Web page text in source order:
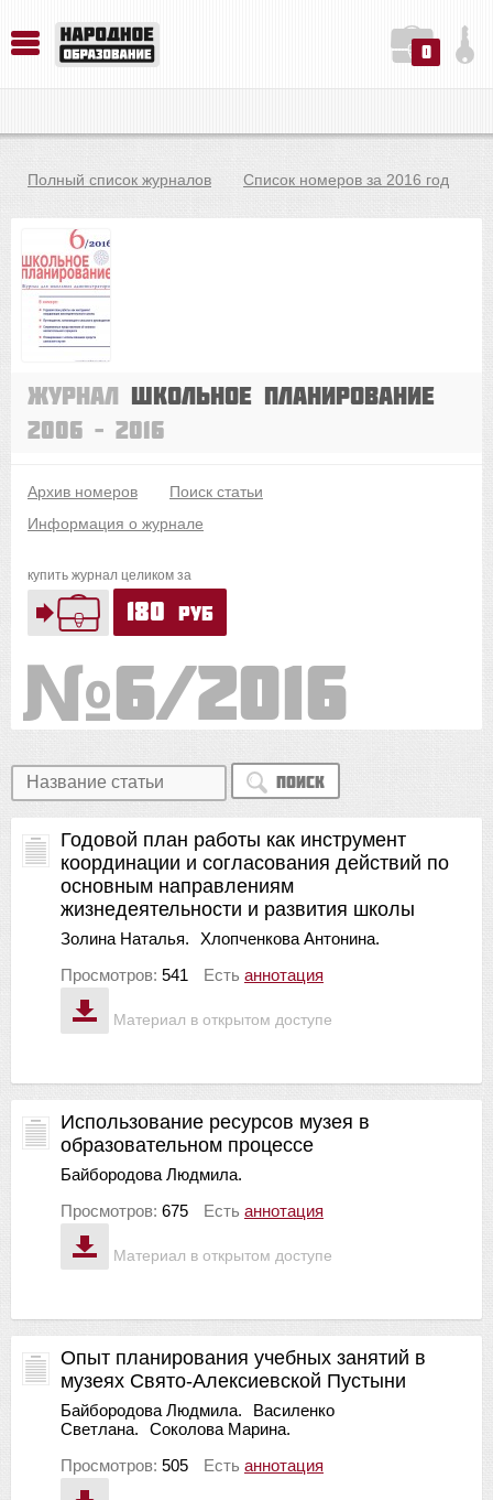
0
Полный список журналов Список номеров за 2016 год
Журнал Школьное планирование
2006 – 2016
Архив номеров
Поиск статьи
Информация о журнале
купить журнал целиком за
180 руб
6/2016
Поиск
Материал в открытом доступе
Годовой план работы как инструмент
координации и согласования действий по
основным направлениям
жизнедеятельности и развития школы
Золина Наталья.
Хлопченкова Антонина.
Просмотров: 541 Есть аннотация
Материал в открытом доступе
Использование ресурсов музея в
образовательном процессе
Байбородова Людмила.
Просмотров: 675 Есть аннотация
Опыт планирования учебных занятий в
музеях Свято-Алексиевской Пустыни
Байбородова Людмила.
Василенко
Светлана.
Соколова Марина.
Просмотров: 505 Есть аннотация